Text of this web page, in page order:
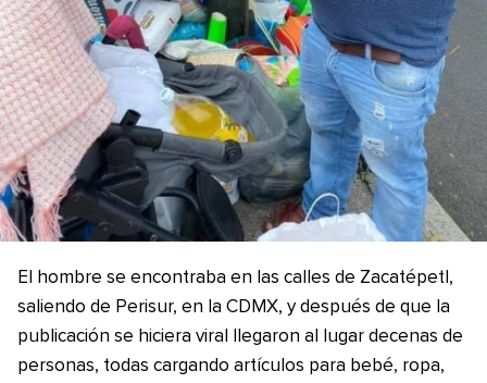
El hombre se encontraba en las calles de Zacatépetl,
saliendo de Perisur, en la CDMX, y después de que la
publicación se hiciera viral llegaron al lugar decenas de
personas, todas cargando artículos para bebé, ropa,